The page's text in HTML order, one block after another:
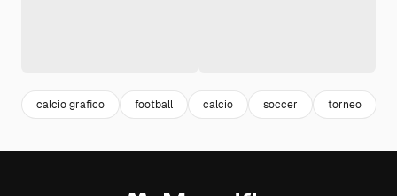
calcio grafico football calcio soccer torneo